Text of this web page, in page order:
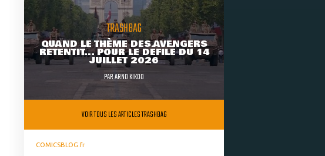
TRASHBAG
QUAND LE THÈME DES AVENGERS
RETENTIT... POUR LE DÉFILÉ DU 14
JUILLET 2026
PARARNO KIKOO
VOIR TOUS LES ARTICLES TRASHBAG
COMICSBLOG.fr